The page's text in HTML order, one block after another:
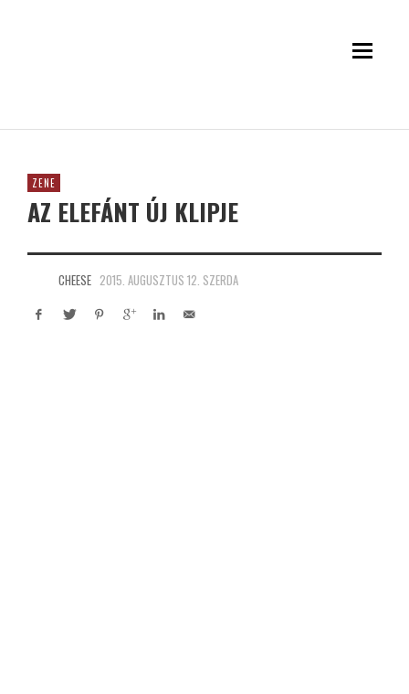
ZENE
AZ ELEFÁNT ÚJ KLIPJE
CHEESE 2015. AUGUSZTUS 12. SZERDA